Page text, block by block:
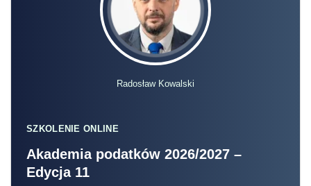
Radosław Kowalski
SZKOLENIE ONLINE
Akademia podatków 2026/2027 –
Edycja 11